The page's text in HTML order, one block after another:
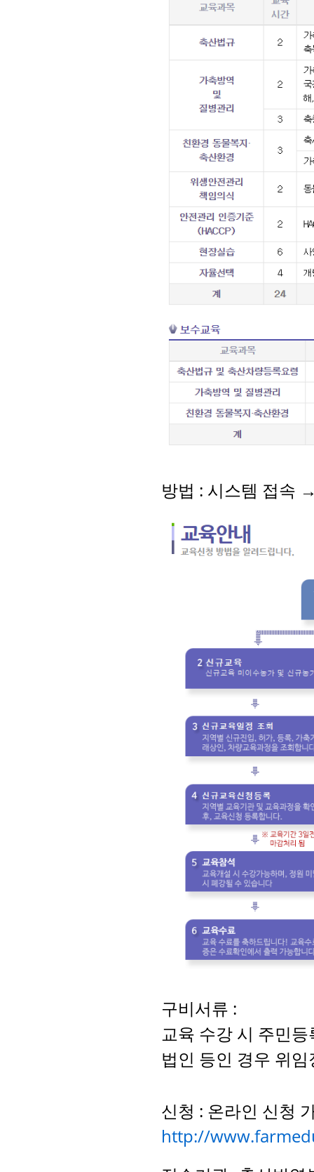
방법 : 시스템 접속
구비서류 :
교육 수강 시 주민
법인 등인 경우 위임
신청 : 온라인 신청
http://